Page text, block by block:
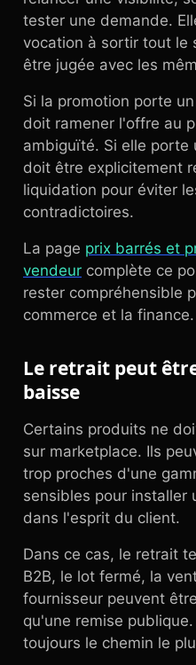
tester une demande.
vocation à sortir tout le
être jugée avec les
Si la promotion porte
doit ramener l'offre au
ambiguïté. Si elle porte
doit être explicitement
liquidation pour éviter
contradictoires.
La page prix barrés et
vendeur complète ce
rester compréhensible
commerce et la finance.
Le retrait peut
baisse
Certains produits ne
sur marketplace. Ils
trop proches d'une
sensibles pour installer
dans l'esprit du client.
Dans ce cas, le retrait
B2B, le lot fermé, la
fournisseur peuvent
qu'une remise
toujours le chemin le